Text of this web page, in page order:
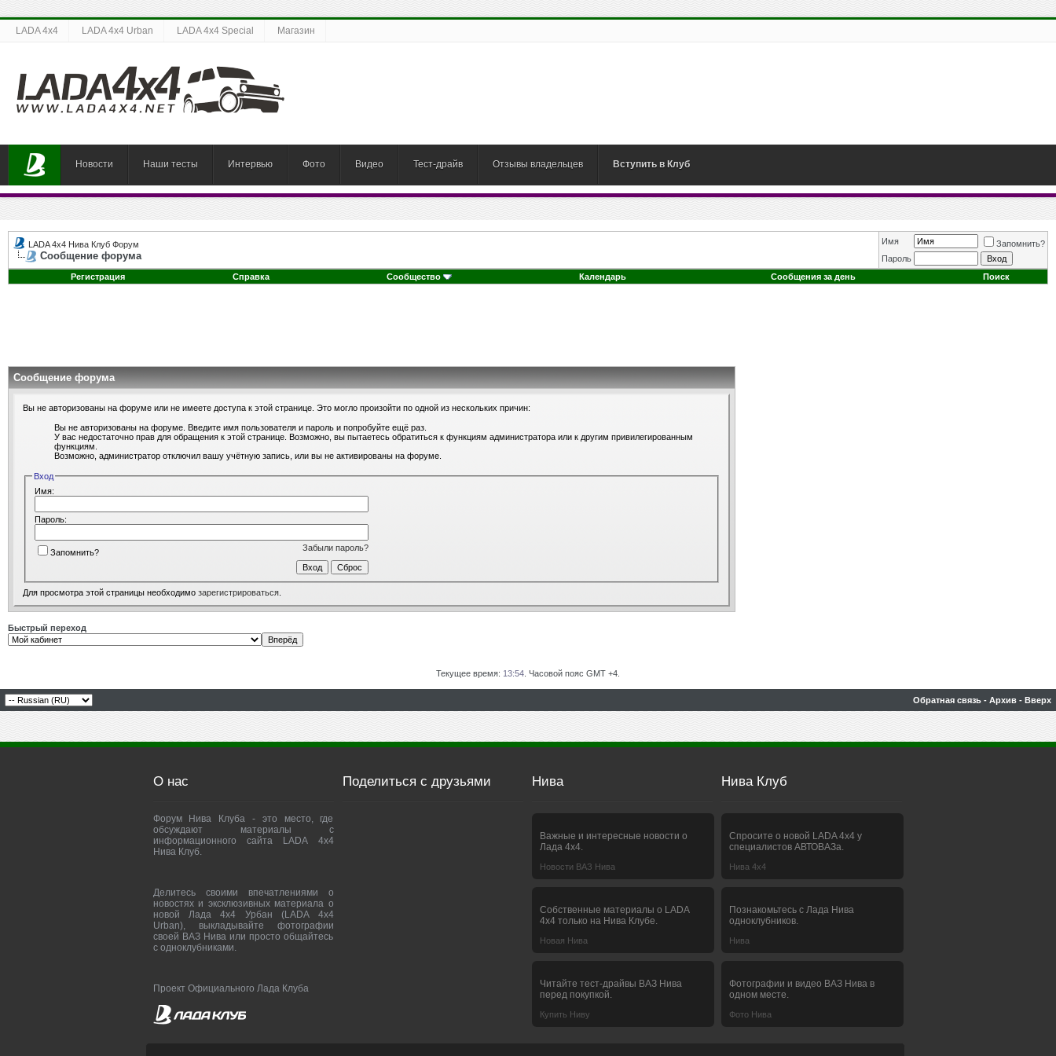
LADA 4x4 LADA 4x4 Urban LADA 4x4 Special Магазин
Новости Наши тесты Интервью Фото Видео Тест-драйв Отзывы владельцев Вступить в Клуб
LADA 4x4 Нива Клуб Форум
Сообщение форума
Имя
Запомнить?
Пароль
Регистрация
Справка Сообщество Календарь Сообщения за день Поиск
Сообщение форума
Вы не авторизованы на форуме или не имеете доступа к этой странице. Это могло произойти по одной из нескольких причин:
Вы не авторизованы на форуме. Введите имя пользователя и пароль и попробуйте ещё раз.
У вас недостаточно прав для обращения к этой странице. Возможно, вы пытаетесь обратиться к функциям администратора или к другим привилегированным
функциям.
Возможно, администратор отключил вашу учётную запись, или вы не активированы на форуме.
Вход
Имя:
Пароль:
Забыли пароль?
Запомнить?
Для просмотра этой страницы необходимо зарегистрироваться
Быстрый переход
Текущее время: 13:54 . Часовой пояс GMT +4.
Обратная связь - Архив - Вверх
О нас
Форум Нива Клуба - это место, где
обсуждают материалы с
информационного сайта LADA 4x4
Нива Клуб.
Делитесь своими впечатлениями о
новостях и эксклюзивных материала о
новой Лада 4х4 Урбан (LADA 4x4
Urban), выкладывайте фотографии
своей ВАЗ Нива или просто общайтесь
с одноклубниками.
Проект Официального Лада Клуба
Поделиться с друзьями Нива
Важные и интересные новости о
Лада 4х4.
Новости ВАЗ Нива
Собственные материалы о LADA
4x4 только на Нива Клубе.
Новая Нива
Читайте тест-драйвы ВАЗ Нива
перед покупкой.
Купить Ниву
Нива Клуб
Спросите о новой LADA 4x4 у
специалистов АВТОВАЗа.
Нива 4х4
Познакомьтесь с Лада Нива
одноклубников.
Нива
Фотографии и видео ВАЗ Нива в
одном месте.
Фото Нива